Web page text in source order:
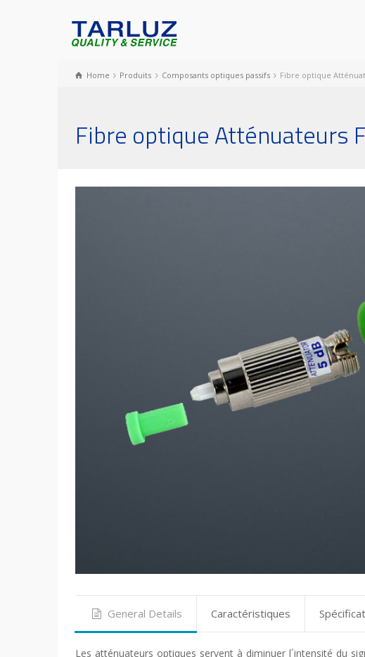
Home Produits Composants optiques passifs Fibre optique
Fibre optique Atténuateurs
General Details Caractéristiques
Les atténuateurs optiques servent à diminuer l´intensité du